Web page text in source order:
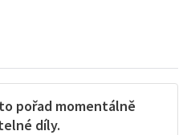
pořad momentálně
díly.